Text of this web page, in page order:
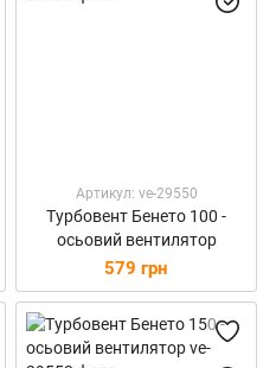
Артикул: ve-29550
Турбовент Бенето 100 -
осьовий вентилятор
579 грн